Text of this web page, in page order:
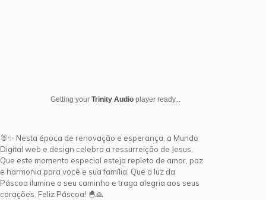
Getting your Trinity Audio player ready...
🐰✨ Nesta época de renovação e esperança, a Mundo
Digital web e design celebra a ressurreição de Jesus.
Que este momento especial esteja repleto de amor, paz
e harmonia para você e sua família. Que a luz da
Páscoa ilumine o seu caminho e traga alegria aos seus
corações. Feliz Páscoa! 🐣🙏